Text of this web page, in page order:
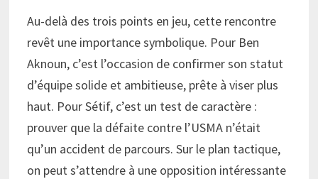
Au-delà des trois points en jeu, cette rencontre
revêt une importance symbolique. Pour Ben
Aknoun, c’est l’occasion de confirmer son statut
d’équipe solide et ambitieuse, prête à viser plus
haut. Pour Sétif, c’est un test de caractère :
prouver que la défaite contre l’USMA n’était
qu’un accident de parcours. Sur le plan tactique,
on peut s’attendre à une opposition intéressante